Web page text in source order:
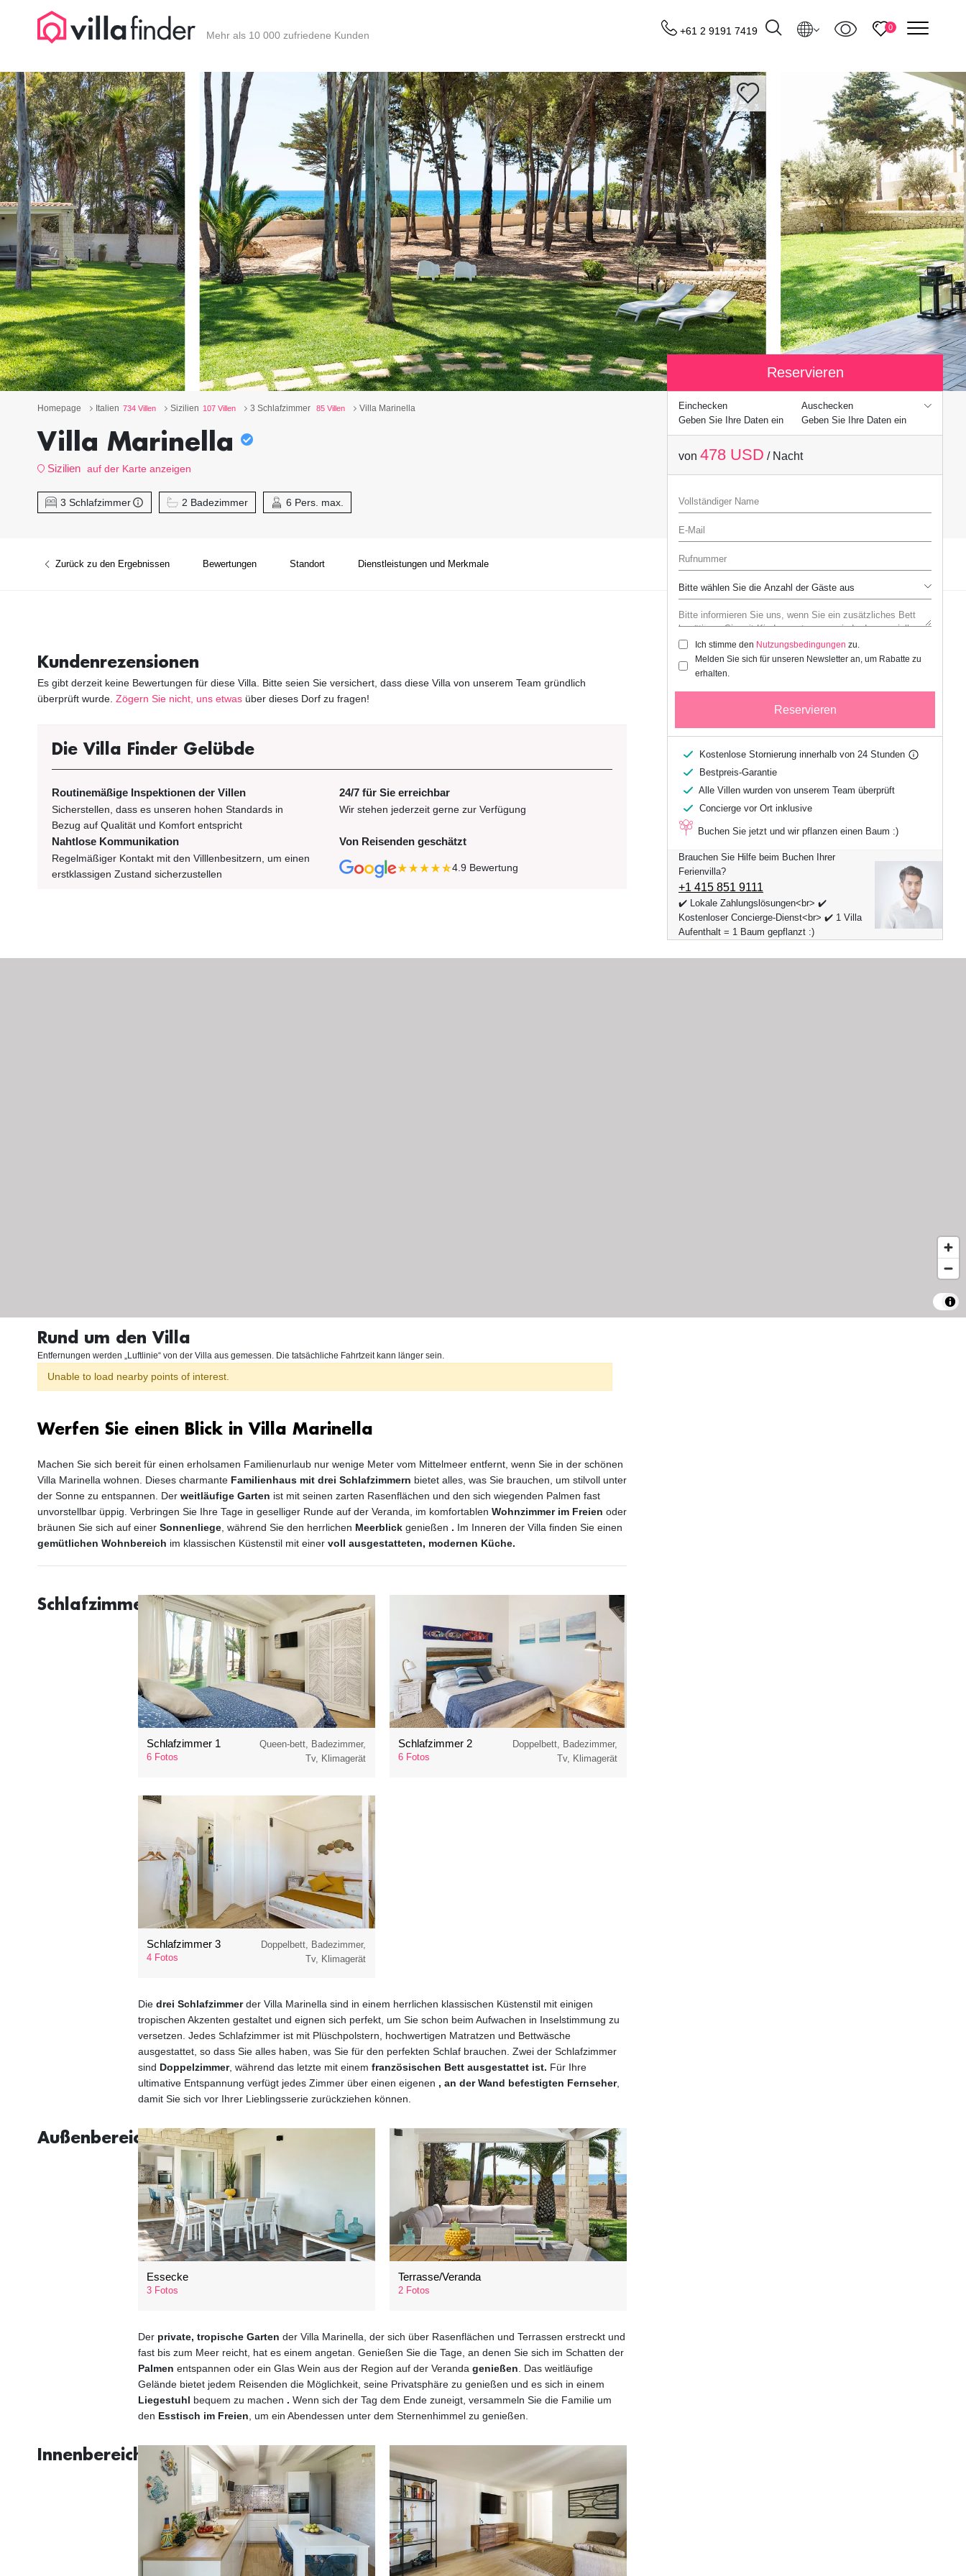
Mehr als 10 000 zufriedene Kunden +61 2 9191 7419 Destinations
0 menu
Reservieren
Einchecken
Geben Sie Ihre Daten ein
Auschecken
Geben Sie Ihre Daten ein
von 478 USD / Nacht
Ich stimme den Nutzungsbedingungen zu.
Melden Sie sich für unseren Newsletter an, um Rabatte zu
erhalten.
Reservieren
Kostenlose Stornierung innerhalb von 24 Stunden
Bestpreis-Garantie
Alle Villen wurden von unserem Team überprüft
Concierge vor Ort inklusive
Buchen Sie jetzt und wir pflanzen einen Baum :)
Brauchen Sie Hilfe beim Buchen Ihrer
Ferienvilla?
+1 ​415 851 9111
✔️ Lokale Zahlungslösungen<br> ✔️
Kostenloser Concierge-Dienst<br> ✔️ 1 Villa
Aufenthalt = 1 Baum gepflanzt :)
Homepage Italien 734 Villen Sizilien 107 Villen 3 Schlafzimmer 85 Villen Villa Marinella
Villa Marinella
Sizilien auf der Karte anzeigen
3 Schlafzimmer 2 Badezimmer 6 Pers. max.
Zurück zu den Ergebnissen Bewertungen Standort Dienstleistungen und Merkmale
Kundenrezensionen
Es gibt derzeit keine Bewertungen für diese Villa. Bitte seien Sie versichert, dass diese Villa von unserem Team gründlich
überprüft wurde. Zögern Sie nicht, uns etwas über dieses Dorf zu fragen!
Die Villa Finder Gelübde
Routinemäßige Inspektionen der Villen
Sicherstellen, dass es unseren hohen Standards in
Bezug auf Qualität und Komfort entspricht
24/7 für Sie erreichbar
Wir stehen jederzeit gerne zur Verfügung
Nahtlose Kommunikation
Regelmäßiger Kontakt mit den Villlenbesitzern, um einen
erstklassigen Zustand sicherzustellen
Von Reisenden geschätzt
4.9 Bewertung
Rund um den Villa
Entfernungen werden „Luftlinie“ von der Villa aus gemessen. Die tatsächliche Fahrtzeit kann länger sein.
Unable to load nearby points of interest.
Werfen Sie einen Blick in Villa Marinella
Machen Sie sich bereit für einen erholsamen Familienurlaub nur wenige Meter vom Mittelmeer entfernt, wenn Sie in der schönen
Villa Marinella wohnen. Dieses charmante Familienhaus mit drei Schlafzimmern bietet alles, was Sie brauchen, um stilvoll unter
der Sonne zu entspannen. Der weitläufige Garten ist mit seinen zarten Rasenflächen und den sich wiegenden Palmen fast
unvorstellbar üppig. Verbringen Sie Ihre Tage in geselliger Runde auf der Veranda, im komfortablen Wohnzimmer im Freien oder
bräunen Sie sich auf einer Sonnenliege , während Sie den herrlichen Meerblick genießen . Im Inneren der Villa finden Sie einen
gemütlichen Wohnbereich im klassischen Küstenstil mit einer voll ausgestatteten, modernen Küche.
Schlafzimmer
Schlafzimmer 1
6 Fotos
Queen-bett, Badezimmer,
Tv, Klimagerät
Schlafzimmer 2
6 Fotos
Doppelbett, Badezimmer,
Tv, Klimagerät
Schlafzimmer 3
4 Fotos
Doppelbett, Badezimmer,
Tv, Klimagerät
Die drei Schlafzimmerder Villa Marinella sind in einem herrlichen klassischen Küstenstil mit einigen
tropischen Akzenten gestaltet und eignen sich perfekt, um Sie schon beim Aufwachen in Inselstimmung zu
versetzen. Jedes Schlafzimmer ist mit Plüschpolstern, hochwertigen Matratzen und Bettwäsche
ausgestattet, so dass Sie alles haben, was Sie für den perfekten Schlaf brauchen. Zwei der Schlafzimmer
sind Doppelzimmer, während das letzte mit einem französischen Bett ausgestattet ist. Für Ihre
ultimative Entspannung verfügt jedes Zimmer über einen eigenen , an der Wand befestigten Fernseher,
damit Sie sich vor Ihrer Lieblingsserie zurückziehen können.
Außenbereiche
Essecke
3 Fotos
Terrasse/Veranda
2 Fotos
Der private, tropische Garten der Villa Marinella, der sich über Rasenflächen und Terrassen erstreckt und
fast bis zum Meer reicht, hat es einem angetan. Genießen Sie die Tage, an denen Sie sich im Schatten der
Palmen entspannen oder ein Glas Wein aus der Region auf der Veranda genießen . Das weitläufige
Gelände bietet jedem Reisenden die Möglichkeit, seine Privatsphäre zu genießen und es sich in einem
Liegestuhl bequem zu machen . Wenn sich der Tag dem Ende zuneigt, versammeln Sie die Familie um
den Esstisch im Freien , um ein Abendessen unter dem Sternenhimmel zu genießen.
Innenbereiche